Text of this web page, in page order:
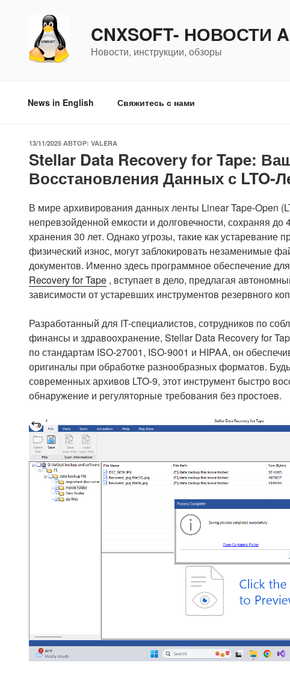
содержимому
CNXSOFT- НОВОСТИ
Новости, инструкции, обзоры
News in English Свяжитесь с нами
ОПУБЛИКОВАНО
13/11/2025 АВТОР: VALERA
Stellar Data Recovery for Tape:
Восстановления Данных с LTO-
В мире архивирования данных ленты Linear Tape-Open
непревзойденной емкости и долговечности, сохраняя
хранения 30 лет. Однако угрозы, такие как устаревание
физический износ, могут заблокировать незаменимые
документов. Именно здесь программное обеспечение
Recovery for Tape , вступает в дело, предлагая
зависимости от устаревших инструментов резервного
Разработанный для IT-специалистов, сотрудников по
финансы и здравоохранение, Stellar Data Recovery for
по стандартам ISO-27001, ISO-9001 и HIPAA, он
оригиналы при обработке разнообразных форматов.
современных архивов LTO-9, этот инструмент быстро
обнаружение и регуляторные требования без простоев.